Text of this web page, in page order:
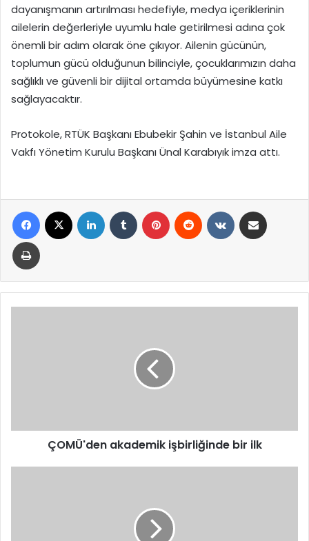
dayanışmanın artırılması hedefiyle, medya içeriklerinin
ailelerin değerleriyle uyumlu hale getirilmesi adına çok
önemli bir adım olarak öne çıkıyor. Ailenin gücünün,
toplumun gücü olduğunun bilinciyle, çocuklarımızın daha
sağlıklı ve güvenli bir dijital ortamda büyümesine katkı
sağlayacaktır.
Protokole, RTÜK Başkanı Ebubekir Şahin ve İstanbul Aile
Vakfı Yönetim Kurulu Başkanı Ünal Karabıyık imza attı.
Facebook LinkedIn Tumblr Pinterest Reddit VKontakte
Yazdır
ÇOMÜ'den akademik işbirliğinde bir ilk